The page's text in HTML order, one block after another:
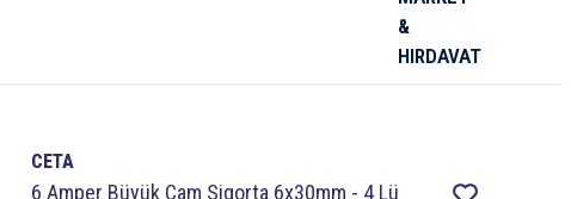
&
HIRDAVAT
CETA
6 Amper Büyük Cam Sigorta 6x30mm - 4 Lü